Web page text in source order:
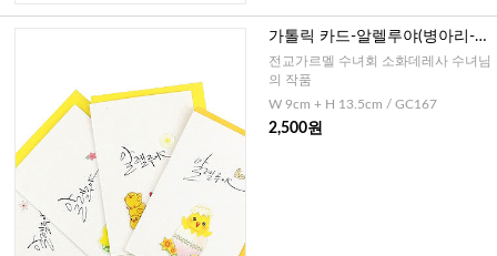
가톨릭 카드-알렐루야(병아리-캘
리그라피)
전교가르멜 수녀회 소화데레사 수녀님
의 작품
W 9cm + H 13.5cm / GC167
2,500원